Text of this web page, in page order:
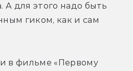
А для этого надо быть
гиком, как и сам
в фильме «Первому